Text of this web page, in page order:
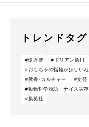
トレンドタグ
#俵万智 #ドリアン助川
#おもちゃの指輪がほしいね
#教養･カルチャー
#文芸
#動物哲学物語 ナイス実存
#集英社